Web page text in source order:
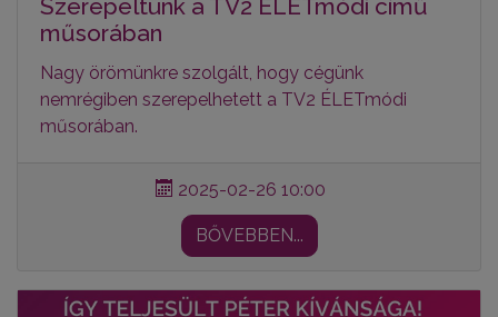
Szerepeltünk a TV2 ÉLETmódi című
műsorában
Nagy örömünkre szolgált, hogy cégünk
nemrégiben szerepelhetett a TV2 ÉLETmódi
műsorában.
2025-02-26 10:00
BŐVEBBEN...